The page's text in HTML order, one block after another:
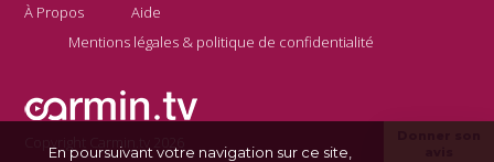
À Propos
Aide
Mentions légales & politique de confidentialité
Copyright Carmin.tv 2026
En poursuivant votre navigation sur ce site,